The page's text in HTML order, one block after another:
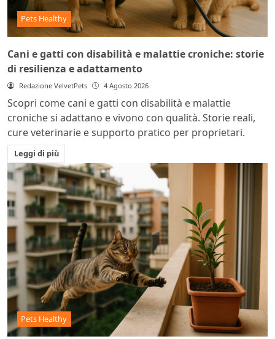
Pets Healthy
Cani e gatti con disabilità e malattie croniche: storie
di resilienza e adattamento
Redazione VelvetPets 4 Agosto 2026
Scopri come cani e gatti con disabilità e malattie
croniche si adattano e vivono con qualità. Storie reali,
cure veterinarie e supporto pratico per proprietari.
Leggi di più
Pets Healthy